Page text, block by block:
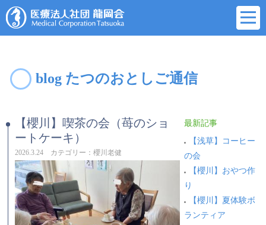
blog たつのおとしご通信
【櫻川】喫茶の会（苺のショ
ートケーキ）
2026.3.24 カテゴリー：櫻川老健
最新記事
【浅草】コーヒー
の会
【櫻川】おやつ作
り
【櫻川】夏体験ボ
ランティア